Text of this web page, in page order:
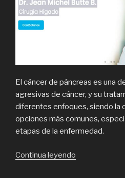
El cáncer de páncreas es una
agresivas de cáncer, y su
diferentes enfoques, siendo la
opciones más comunes,
etapas de la enfermedad.
Continua leyendo